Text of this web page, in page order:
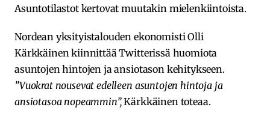
Asuntotilastot kertovat muutakin mielenkiintoista.
Nordean yksityistalouden ekonomisti Olli
Kärkkäinen kiinnittää Twitterissä huomiota
asuntojen hintojen ja ansiotason kehitykseen.
”Vuokrat nousevat edelleen asuntojen hintoja ja
ansiotasoa nopeammin”,Kärkkäinen toteaa.